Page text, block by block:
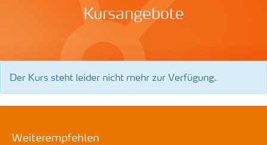
Kursangebote
Der Kurs steht leider nicht mehr zur Verfügung.
Weiterempfehlen